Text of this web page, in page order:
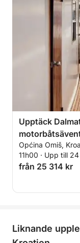
Upptäck
Općina Omiš,
11h00 · Upp till
från 25 314 kr
Liknande